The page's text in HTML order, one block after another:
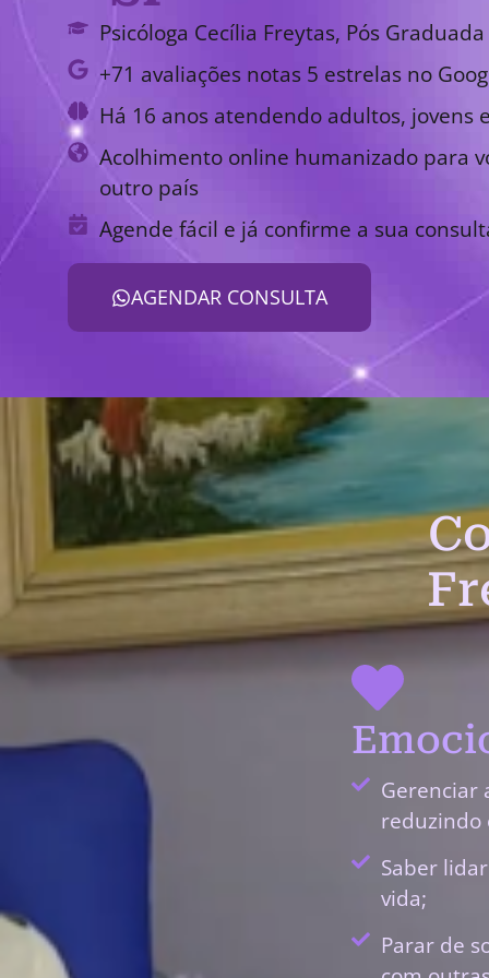
Psicóloga Cecília Freytas, Pós
+71 avaliações notas 5 estrelas no
Há 16 anos atendendo adultos, jovens
Acolhimento online humanizado para
outro país
Agende fácil e já confirme a sua
AGENDAR CONSULTA
Gerenciar
reduzindo
Saber
vida;
Parar de